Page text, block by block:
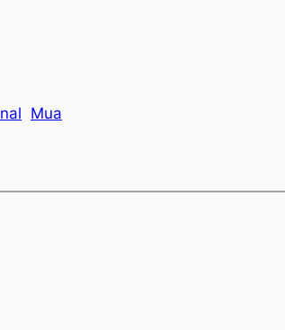
Mua